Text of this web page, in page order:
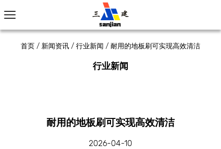
首页 / 新闻资讯 / 行业新闻 / 耐用的地板刷可实现高效清洁
行业新闻
耐用的地板刷可实现高效清洁
2026-04-10